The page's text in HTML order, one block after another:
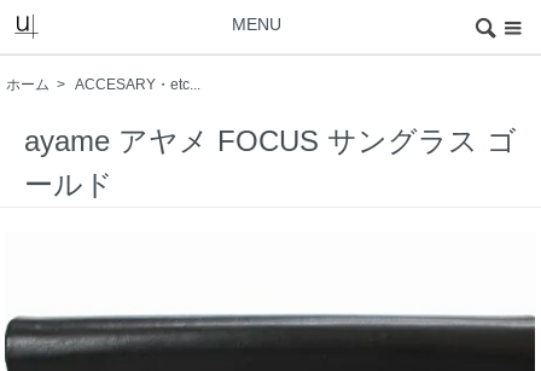
MENU
ホーム > ACCESARY・etc...
ayame アヤメ FOCUS サングラス ゴ
ールド